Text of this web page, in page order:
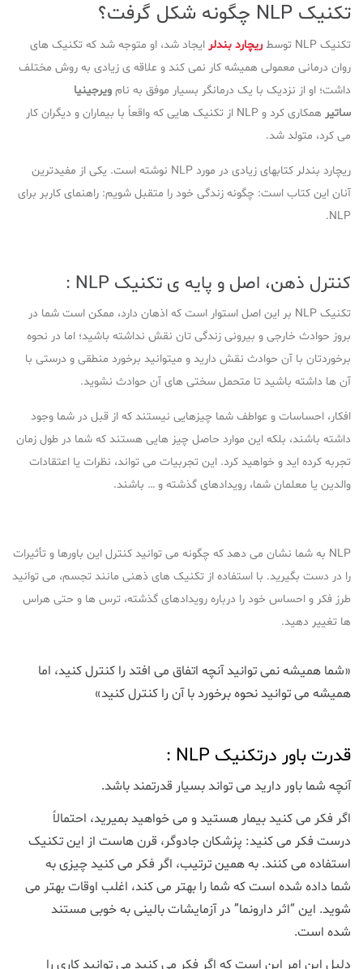
تکنیک NLP چگونه شکل گرفت؟
تکنیک NLP توسط ریچارد بندلر ایجاد شد، او متوجه شد که تکنیک های
روان درمانی معمولی همیشه کار نمی کند و علاقه ی زیادی به روش مختلف
داشت؛ او از نزدیک با یک درمانگر بسیار موفق به نام ویرجینیا
ساتیر
همکاری کرد و NLP از تکنیک هایی که واقعاً با بیماران و دیگران کار
می کرد، متولد شد.
ریچارد بندلر کتابهای زیادی در مورد NLP نوشته است. یکی از مفیدترین
آنان این کتاب است: چگونه زندگی خود را متقبل شویم: راهنمای کاربر برای
NLP.
کنترل ذهن، اصل و پایه ی تکنیک NLP :
تکنیک NLP بر این اصل استوار است که اذهان دارد، ممکن است شما در
بروز حوادث خارجی و بیرونی زندگی تان نقش نداشته باشید؛ اما در نحوه
برخوردتان با آن حوادث نقش دارید و میتوانید برخورد منطقی و درستی با
آن ها داشته باشید تا متحمل سختی های آن حوادث نشوید.
افکار، احساسات و عواطف شما چیزهایی نیستند که از قبل در شما وجود
داشته باشند، بلکه این موارد حاصل چیز هایی هستند که شما در طول زمان
تجربه کرده اید و خواهید کرد. این تجربیات می تواند، نظرات یا اعتقادات
والدین یا معلمان شما، رویدادهای گذشته و … باشند.
NLP به شما نشان می دهد که چگونه می توانید کنترل این باورها و تأثیرات
را در دست بگیرید. با استفاده از تکنیک های ذهنی مانند تجسم، می توانید
طرز فکر و احساس خود را درباره رویدادهای گذشته، ترس ها و حتی هراس
ها تغییر دهید.
«شما همیشه نمی توانید آنچه اتفاق می افتد را کنترل کنید، اما
همیشه می توانید نحوه برخورد با آن را کنترل کنید»
قدرت باور درتکنیک NLP :
آنچه شما باور دارید می تواند بسیار قدرتمند باشد.
اگر فکر می کنید بیمار هستید و می خواهید بمیرید، احتمالاً
درست فکر می کنید: پزشکان جادوگر، قرن هاست از این تکنیک
استفاده می کنند. به همین ترتیب، اگر فکر می کنید چیزی به
شما داده شده است که شما را بهتر می کند، اغلب اوقات بهتر می
شوید. این “اثر دارونما” در آزمایشات بالینی به خوبی مستند
شده است.
دلیل این امر این است که اگر فکر می کنید می توانید کاری را